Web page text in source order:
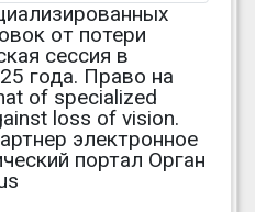
от потери
сессия в
года. Право на
of specialized
loss of vision.
электронное
портал Орган